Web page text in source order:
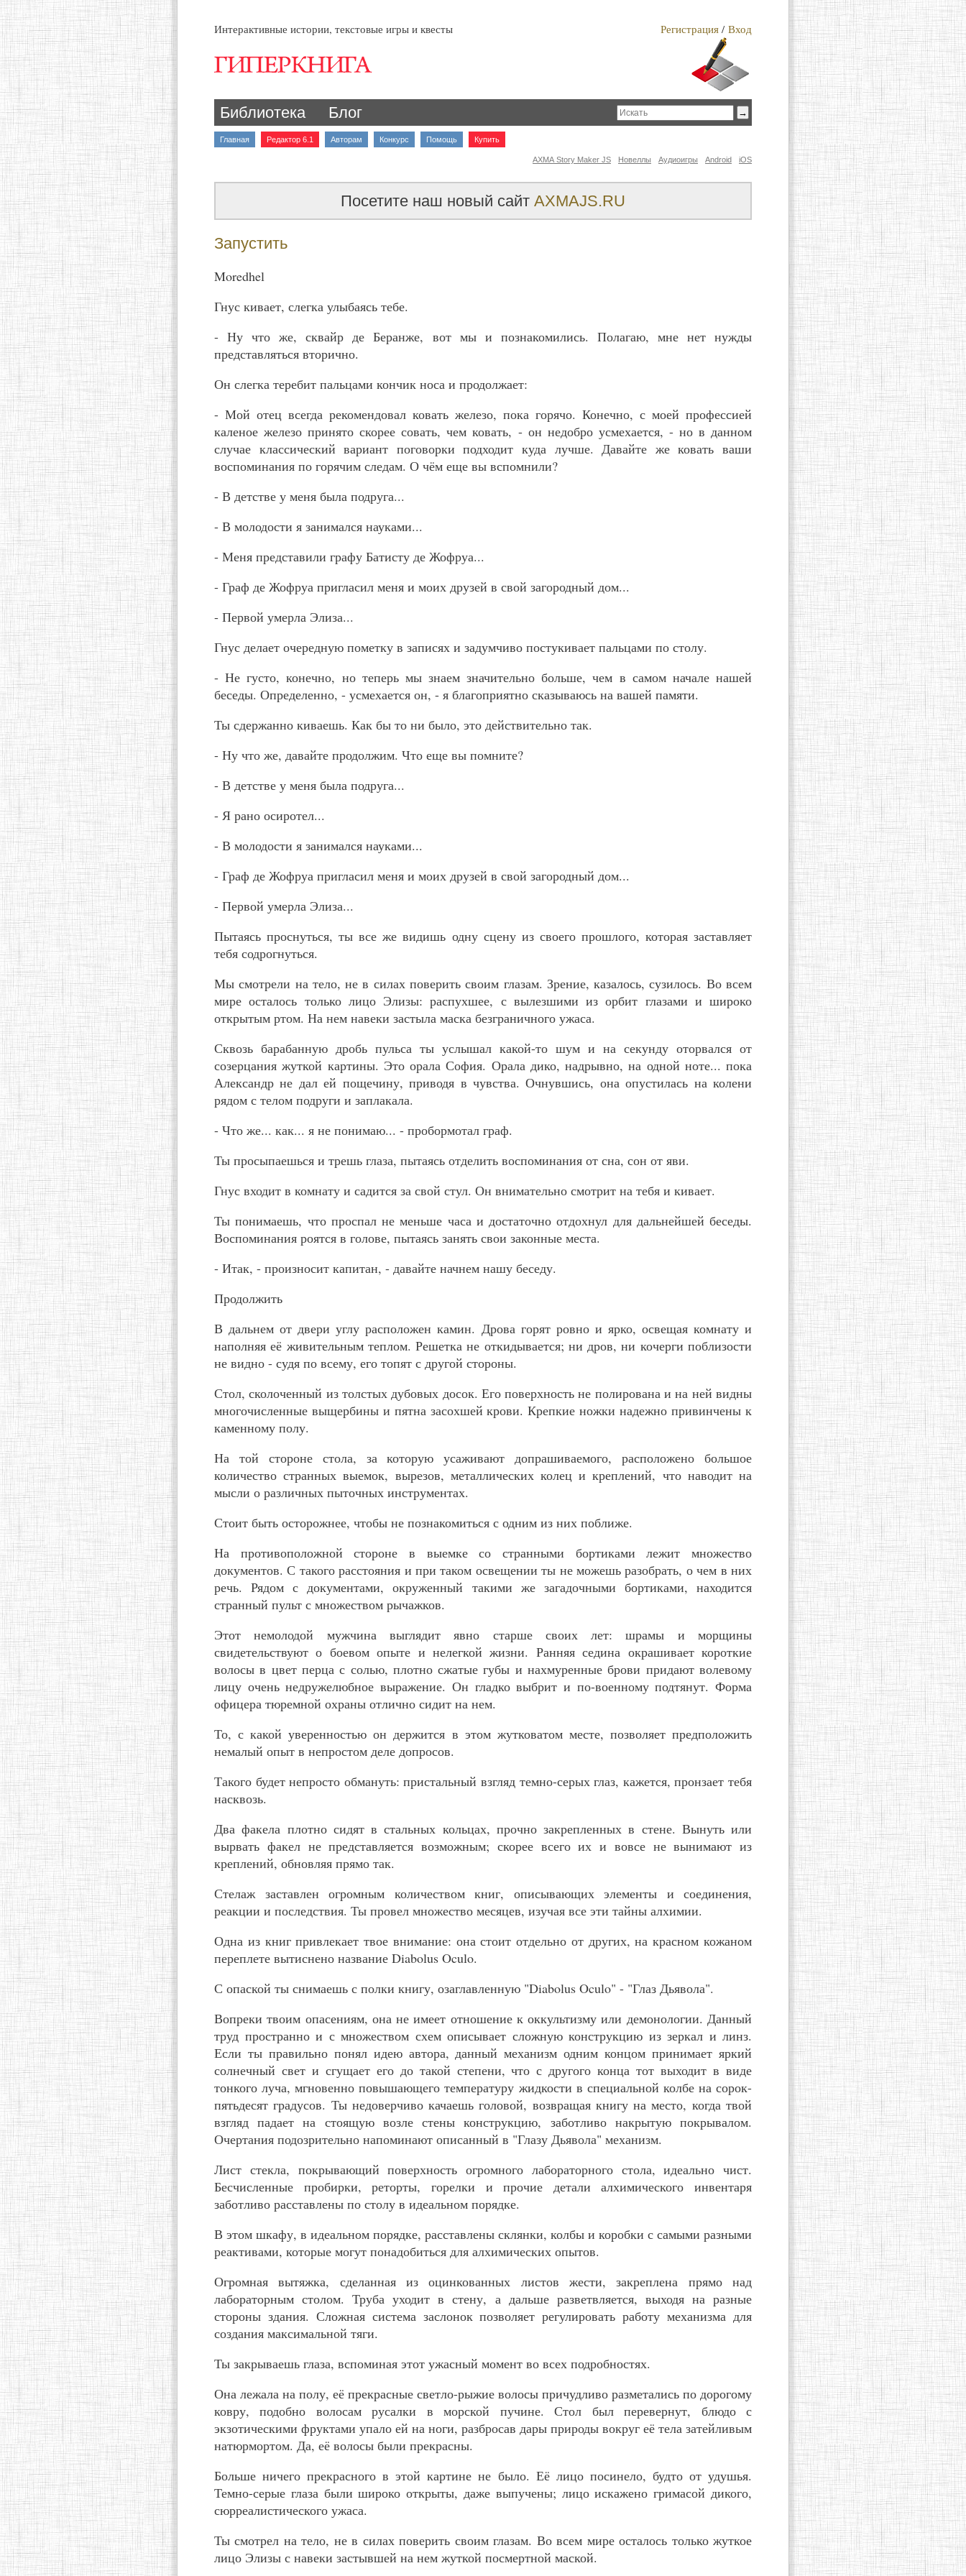
Интерактивные истории, текстовые игры и квесты Регистрация / Вход
Библиотека Блог
Главная Редактор 6.1 Авторам Конкурс Помощь Купить
iOS
Android
Аудиоигры
Новеллы
AXMA Story Maker JS
Посетите наш новый сайт AXMAJS.RU
Запустить
Moredhel
Гнус кивает, слегка улыбаясь тебе.
- Ну что же, сквайр де Беранже, вот мы и познакомились. Полагаю, мне нет нужды
представляться вторично.
Он слегка теребит пальцами кончик носа и продолжает:
- Мой отец всегда рекомендовал ковать железо, пока горячо. Конечно, с моей профессией
каленое железо принято скорее совать, чем ковать, - он недобро усмехается, - но в данном
случае классический вариант поговорки подходит куда лучше. Давайте же ковать ваши
воспоминания по горячим следам. О чём еще вы вспомнили?
- В детстве у меня была подруга...
- В молодости я занимался науками...
- Меня представили графу Батисту де Жофруа...
- Граф де Жофруа пригласил меня и моих друзей в свой загородный дом...
- Первой умерла Элиза...
Гнус делает очередную пометку в записях и задумчиво постукивает пальцами по столу.
- Не густо, конечно, но теперь мы знаем значительно больше, чем в самом начале нашей
беседы. Определенно, - усмехается он, - я благоприятно сказываюсь на вашей памяти.
Ты сдержанно киваешь. Как бы то ни было, это действительно так.
- Ну что же, давайте продолжим. Что еще вы помните?
- В детстве у меня была подруга...
- Я рано осиротел...
- В молодости я занимался науками...
- Граф де Жофруа пригласил меня и моих друзей в свой загородный дом...
- Первой умерла Элиза...
Пытаясь проснуться, ты все же видишь одну сцену из своего прошлого, которая заставляет
тебя содрогнуться.
Мы смотрели на тело, не в силах поверить своим глазам. Зрение, казалось, сузилось. Во всем
мире осталось только лицо Элизы: распухшее, с вылезшими из орбит глазами и широко
открытым ртом. На нем навеки застыла маска безграничного ужаса.
Сквозь барабанную дробь пульса ты услышал какой-то шум и на секунду оторвался от
созерцания жуткой картины. Это орала София. Орала дико, надрывно, на одной ноте... пока
Александр не дал ей пощечину, приводя в чувства. Очнувшись, она опустилась на колени
рядом с телом подруги и заплакала.
- Что же... как... я не понимаю... - пробормотал граф.
Ты просыпаешься и трешь глаза, пытаясь отделить воспоминания от сна, сон от яви.
Гнус входит в комнату и садится за свой стул. Он внимательно смотрит на тебя и кивает.
Ты понимаешь, что проспал не меньше часа и достаточно отдохнул для дальнейшей беседы.
Воспоминания роятся в голове, пытаясь занять свои законные места.
- Итак, - произносит капитан, - давайте начнем нашу беседу.
Продолжить
В дальнем от двери углу расположен камин. Дрова горят ровно и ярко, освещая комнату и
наполняя её живительным теплом. Решетка не откидывается; ни дров, ни кочерги поблизости
не видно - судя по всему, его топят с другой стороны.
Стол, сколоченный из толстых дубовых досок. Его поверхность не полирована и на ней видны
многочисленные выщербины и пятна засохшей крови. Крепкие ножки надежно привинчены к
каменному полу.
На той стороне стола, за которую усаживают допрашиваемого, расположено большое
количество странных выемок, вырезов, металлических колец и креплений, что наводит на
мысли о различных пыточных инструментах.
Стоит быть осторожнее, чтобы не познакомиться с одним из них поближе.
На противоположной стороне в выемке со странными бортиками лежит множество
документов. С такого расстояния и при таком освещении ты не можешь разобрать, о чем в них
речь. Рядом с документами, окруженный такими же загадочными бортиками, находится
странный пульт с множеством рычажков.
Этот немолодой мужчина выглядит явно старше своих лет: шрамы и морщины
свидетельствуют о боевом опыте и нелегкой жизни. Ранняя седина окрашивает короткие
волосы в цвет перца с солью, плотно сжатые губы и нахмуренные брови придают волевому
лицу очень недружелюбное выражение. Он гладко выбрит и по-военному подтянут. Форма
офицера тюремной охраны отлично сидит на нем.
То, с какой уверенностью он держится в этом жутковатом месте, позволяет предположить
немалый опыт в непростом деле допросов.
Такого будет непросто обмануть: пристальный взгляд темно-серых глаз, кажется, пронзает тебя
насквозь.
Два факела плотно сидят в стальных кольцах, прочно закрепленных в стене. Вынуть или
вырвать факел не представляется возможным; скорее всего их и вовсе не вынимают из
креплений, обновляя прямо так.
Стелаж заставлен огромным количеством книг, описывающих элементы и соединения,
реакции и последствия. Ты провел множество месяцев, изучая все эти тайны алхимии.
Одна из книг привлекает твое внимание: она стоит отдельно от других, на красном кожаном
переплете вытиснено название Diabolus Oculo.
С опаской ты снимаешь с полки книгу, озаглавленную "Diabolus Oculo" - "Глаз Дьявола".
Вопреки твоим опасениям, она не имеет отношение к оккультизму или демонологии. Данный
труд пространно и с множеством схем описывает сложную конструкцию из зеркал и линз.
Если ты правильно понял идею автора, данный механизм одним концом принимает яркий
солнечный свет и сгущает его до такой степени, что с другого конца тот выходит в виде
тонкого луча, мгновенно повышающего температуру жидкости в специальной колбе на сорок-
пятьдесят градусов. Ты недоверчиво качаешь головой, возвращая книгу на место, когда твой
взгляд падает на стоящую возле стены конструкцию, заботливо накрытую покрывалом.
Очертания подозрительно напоминают описанный в "Глазу Дьявола" механизм.
Лист стекла, покрывающий поверхность огромного лабораторного стола, идеально чист.
Бесчисленные пробирки, реторты, горелки и прочие детали алхимического инвентаря
заботливо расставлены по столу в идеальном порядке.
В этом шкафу, в идеальном порядке, расставлены склянки, колбы и коробки с самыми разными
реактивами, которые могут понадобиться для алхимических опытов.
Огромная вытяжка, сделанная из оцинкованных листов жести, закреплена прямо над
лабораторным столом. Труба уходит в стену, а дальше разветвляется, выходя на разные
стороны здания. Сложная система заслонок позволяет регулировать работу механизма для
создания максимальной тяги.
Ты закрываешь глаза, вспоминая этот ужасный момент во всех подробностях.
Она лежала на полу, её прекрасные светло-рыжие волосы причудливо разметались по дорогому
ковру, подобно волосам русалки в морской пучине. Стол был перевернут, блюдо с
экзотическими фруктами упало ей на ноги, разбросав дары природы вокруг её тела затейливым
натюрмортом. Да, её волосы были прекрасны.
Больше ничего прекрасного в этой картине не было. Её лицо посинело, будто от удушья.
Темно-серые глаза были широко открыты, даже выпучены; лицо искажено гримасой дикого,
сюрреалистического ужаса.
Ты смотрел на тело, не в силах поверить своим глазам. Во всем мире осталось только жуткое
лицо Элизы с навеки застывшей на нем жуткой посмертной маской.